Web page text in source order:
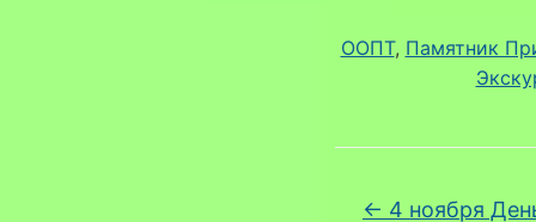
ООПТ, Памятник
← 4 ноября